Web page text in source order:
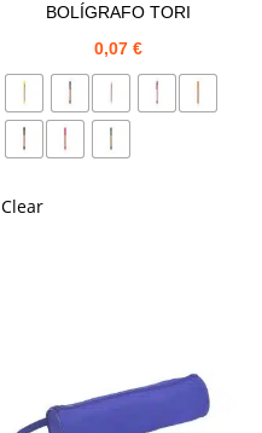
BOLÍGRAFO TORI
0,07 €
Clear